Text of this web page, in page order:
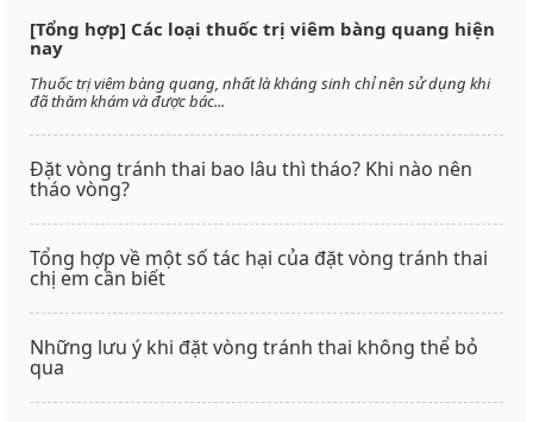
[Tổng hợp] Các loại thuốc trị viêm bàng quang hiện
nay
Thuốc trị viêm bàng quang, nhất là kháng sinh chỉ nên sử dụng khi
đã thăm khám và được bác...
Đặt vòng tránh thai bao lâu thì tháo? Khi nào nên
tháo vòng?
Tổng hợp về một số tác hại của đặt vòng tránh thai
chị em cần biết
Những lưu ý khi đặt vòng tránh thai không thể bỏ
qua